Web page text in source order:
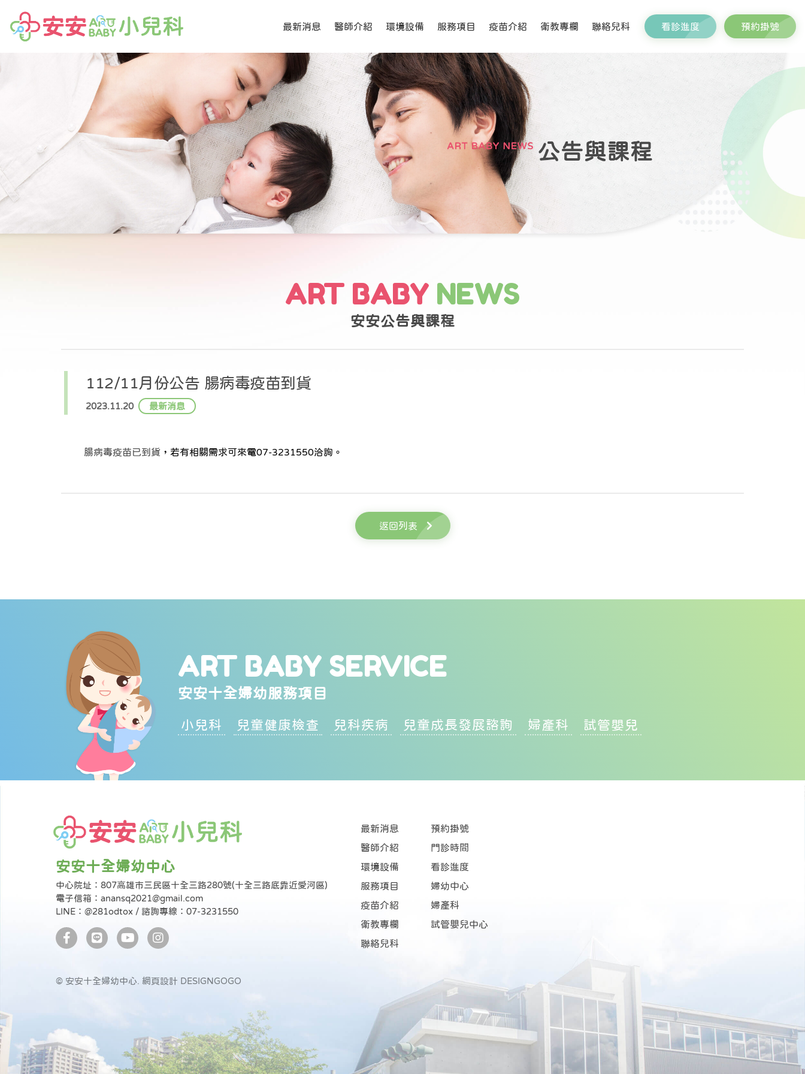
高雄小兒科,高雄婦產科,高雄試管嬰兒,安安試管嬰兒,不孕症檢查,人工受孕,冷凍精卵,精卵捐贈,精卵受贈
最新消息 醫師介紹 環境設備 服務項目 疫苗介紹 衛教專欄 聯絡兒科 看診進度 預約掛號
ART BABY NEWS
安安公告與課程
112/11月份公告 腸病毒疫苗到貨
2023.11.20 最新消息
腸病毒疫苗已到貨 ，若有相關需求可來電07-3231550洽詢。
返回列表
ART BABY SERVICE
安安十全婦幼服務項目
小兒科 兒童健康檢查 兒科疾病 兒童成長發展諮詢 婦產科 試管嬰兒
安安十全婦幼中心
中心院址：807高雄市三民區十全三路280號(十全三路底靠近愛河區)
電子信箱：anansq2021@gmail.com
LINE：@281odtox / 諮詢專線：07-3231550
© 安安十全婦幼中心. 網頁設計 DESIGNGOGO
最新消息
預約掛號
醫師介紹
門診時間
環境設備
看診進度
服務項目
婦幼中心
疫苗介紹
婦產科
衛教專欄
試管嬰兒中心
聯絡兒科